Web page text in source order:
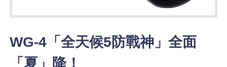
WG-4「全天候5防戰神」全面
「夏」降！